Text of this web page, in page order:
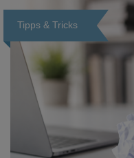
Tipps & Tricks